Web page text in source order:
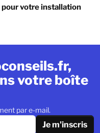
votre installation
votre boîte
par e-mail.
Je m'inscris